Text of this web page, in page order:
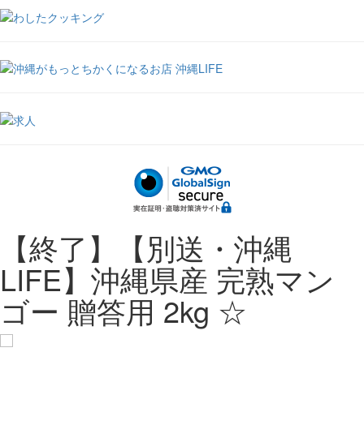
【終了】【別送・沖縄
LIFE】沖縄県産 完熟マン
ゴー 贈答用 2kg ☆